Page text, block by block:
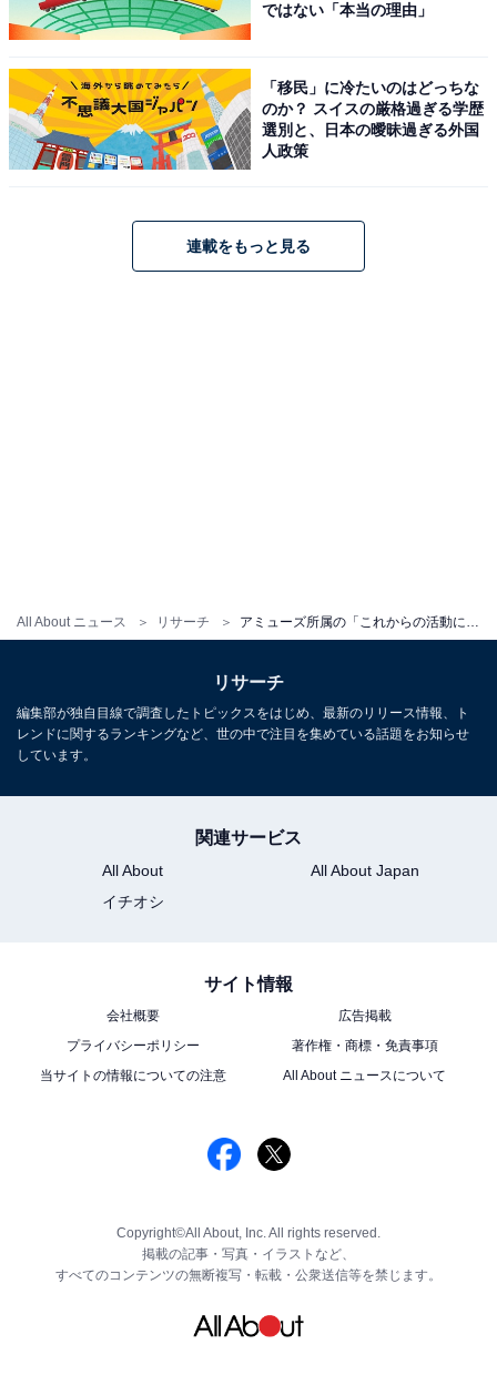
All About ニュース リサーチ アミューズ所属の「これからの活動に期待している俳優」ランキング！ 2位「清原果耶」、1位は？
ではない「本当の理由」
「移民」に冷たいのはどっちな
のか？ スイスの厳格過ぎる学歴
選別と、日本の曖昧過ぎる外国
人政策
連載をもっと見る
リサーチ
編集部が独自目線で調査したトピックスをはじめ、最新のリリース情報、ト
レンドに関するランキングなど、世の中で注目を集めている話題をお知らせ
しています。
関連サービス
All About
All About Japan
イチオシ
サイト情報
会社概要
広告掲載
プライバシーポリシー
著作権・商標・免責事項
当サイトの情報についての注意
All About ニュースについて
Copyright©All About, Inc. All rights reserved.
掲載の記事・写真・イラストなど、
すべてのコンテンツの無断複写・転載・公衆送信等を禁じます。